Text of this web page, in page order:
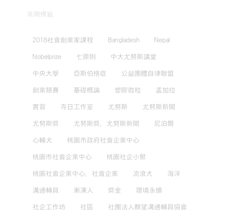
常用標籤
2018社會創業家課程 Bangladesh Nepal
Nobelprize 七原則 中大尤努斯講堂
中央大學 亞斯伯格症 公益團體自律聯盟
創業競賽 基礎概論 塑膠微粒 孟加拉
實習 寺日工作室 尤努斯 尤努斯新聞
尤努斯獎 尤努斯獎，尤努斯新聞 尼泊爾
心輔犬 桃園市政府社會企業中心
桃園市社會企業中心 桃園社企小聚
桃園社會企業中心，社會企業 流浪犬 海洋
溝通輔具 漸凍人 獎金 環境永續
社企工作坊 社區 社團法人麒望溝通輔具協會